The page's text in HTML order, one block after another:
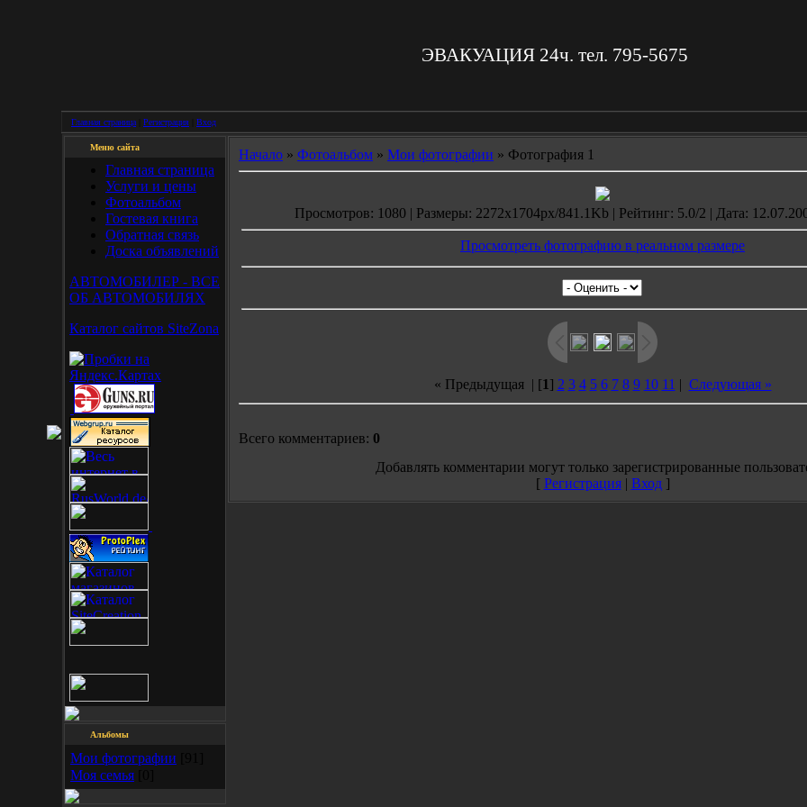
ЭВАКУАЦИЯ 24ч. тел. 795-5675
Главная страница Регистрация Вход
Меню сайта
Главная страница
Услуги и цены
Фотоальбом
Гостевая книга
Обратная связь
Доска объявлений
АВТОМОБИЛЕР - ВСЕ
ОБ АВТОМОБИЛЯХ
Каталог сайтов SiteZona
Альбомы
Мои фотографии
Моя семья
Начало » Фотоальбом » Мои фотографии » Фотография 1
Просмотров: 1080 | Размеры: 2272x1704px/841.1Kb | Рейтинг: 5.0/2 | Дата:
Просмотреть фотографию в реальном размере
« Предыдущая| [1 ] 2 3 4 5 6 7 8 9 10 11 | Следующая »
Всего комментариев: 0
Добавлять комментарии могут только зарегистрированные
[ Регистрация| Вход]